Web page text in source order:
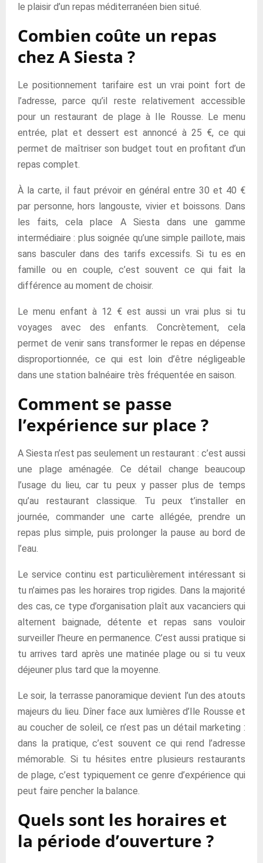
le plaisir d’un repas méditerranéen bien situé.
Combien coûte un repas
chez A Siesta ?
Le positionnement tarifaire est un vrai point fort de
l’adresse, parce qu’il reste relativement accessible
pour un restaurant de plage à Ile Rousse. Le menu
entrée, plat et dessert est annoncé à 25 €, ce qui
permet de maîtriser son budget tout en profitant d’un
repas complet.
À la carte, il faut prévoir en général entre 30 et 40 €
par personne, hors langouste, vivier et boissons. Dans
les faits, cela place A Siesta dans une gamme
intermédiaire : plus soignée qu’une simple paillote, mais
sans basculer dans des tarifs excessifs. Si tu es en
famille ou en couple, c’est souvent ce qui fait la
différence au moment de choisir.
Le menu enfant à 12 € est aussi un vrai plus si tu
voyages avec des enfants. Concrètement, cela
permet de venir sans transformer le repas en dépense
disproportionnée, ce qui est loin d’être négligeable
dans une station balnéaire très fréquentée en saison.
Comment se passe
l’expérience sur place ?
A Siesta n’est pas seulement un restaurant : c’est aussi
une plage aménagée. Ce détail change beaucoup
l’usage du lieu, car tu peux y passer plus de temps
qu’au restaurant classique. Tu peux t’installer en
journée, commander une carte allégée, prendre un
repas plus simple, puis prolonger la pause au bord de
l’eau.
Le service continu est particulièrement intéressant si
tu n’aimes pas les horaires trop rigides. Dans la majorité
des cas, ce type d’organisation plaît aux vacanciers qui
alternent baignade, détente et repas sans vouloir
surveiller l’heure en permanence. C’est aussi pratique si
tu arrives tard après une matinée plage ou si tu veux
déjeuner plus tard que la moyenne.
Le soir, la terrasse panoramique devient l’un des atouts
majeurs du lieu. Dîner face aux lumières d’Ile Rousse et
au coucher de soleil, ce n’est pas un détail marketing :
dans la pratique, c’est souvent ce qui rend l’adresse
mémorable. Si tu hésites entre plusieurs restaurants
de plage, c’est typiquement ce genre d’expérience qui
peut faire pencher la balance.
Quels sont les horaires et
la période d’ouverture ?